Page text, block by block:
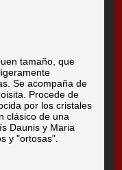
tamaño, que
Se acompaña de
Procede de
por los cristales
clásico de una
Daunis y Maria
y "ortosas".